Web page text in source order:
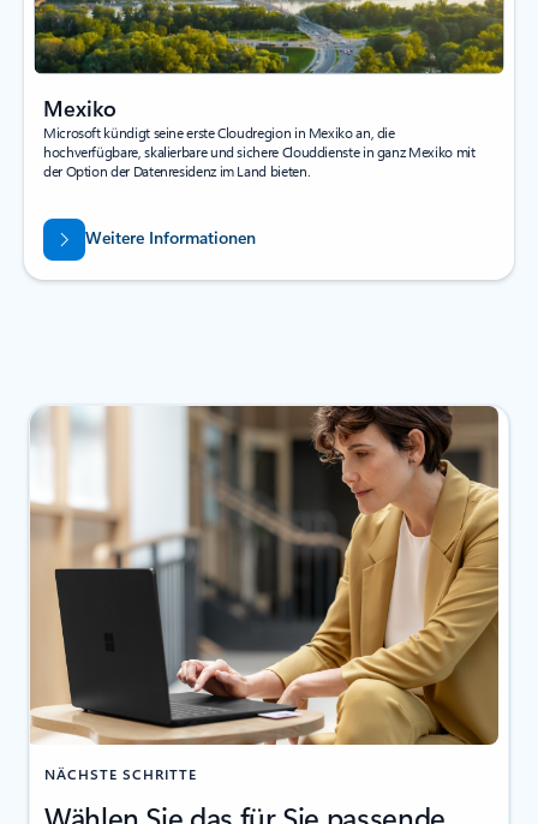
Mexiko
Microsoft kündigt seine erste Cloudregion in Mexiko an, die
hochverfügbare, skalierbare und sichere Clouddienste in ganz Mexiko mit
der Option der Datenresidenz im Land bieten.
Weitere Informationen
NÄCHSTE SCHRITTE